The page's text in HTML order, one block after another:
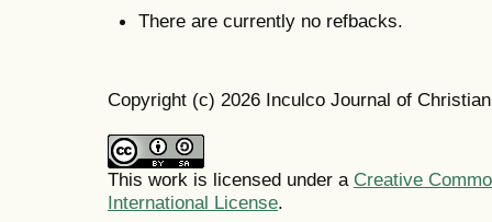
There are currently no refbacks.
Copyright (c) 2026 Inculco Journal of
This work is licensed under a Creative
International License.